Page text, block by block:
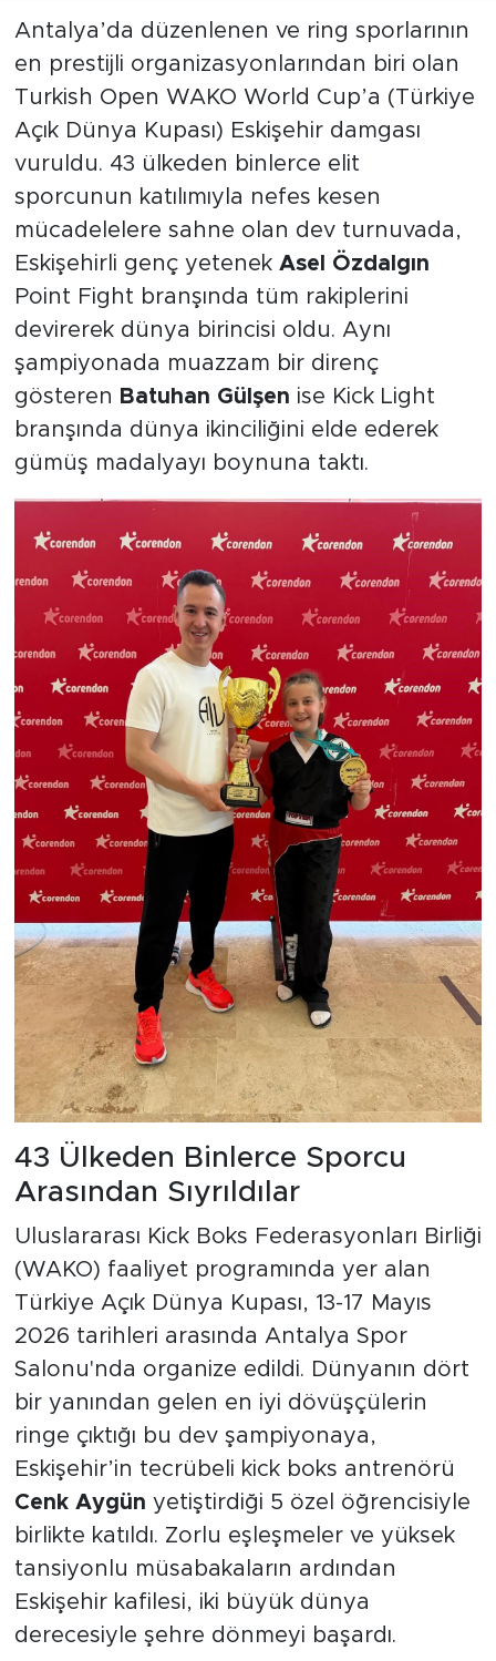
Antalya’da düzenlenen ve ring sporlarının
en prestijli organizasyonlarından biri olan
Turkish Open WAKO World Cup’a (Türkiye
Açık Dünya Kupası) Eskişehir damgası
vuruldu. 43 ülkeden binlerce elit
sporcunun katılımıyla nefes kesen
mücadelelere sahne olan dev turnuvada,
Eskişehirli genç yetenek Asel Özdalgın
Point Fight branşında tüm rakiplerini
devirerek dünya birincisi oldu. Aynı
şampiyonada muazzam bir direnç
gösteren Batuhan Gülşen ise Kick Light
branşında dünya ikinciliğini elde ederek
gümüş madalyayı boynuna taktı.
43 Ülkeden Binlerce Sporcu
Arasından Sıyrıldılar
Uluslararası Kick Boks Federasyonları Birliği
(WAKO) faaliyet programında yer alan
Türkiye Açık Dünya Kupası, 13-17 Mayıs
2026 tarihleri arasında Antalya Spor
Salonu'nda organize edildi. Dünyanın dört
bir yanından gelen en iyi dövüşçülerin
ringe çıktığı bu dev şampiyonaya,
Eskişehir’in tecrübeli kick boks antrenörü
Cenk Aygün yetiştirdiği 5 özel öğrencisiyle
birlikte katıldı. Zorlu eşleşmeler ve yüksek
tansiyonlu müsabakaların ardından
Eskişehir kafilesi, iki büyük dünya
derecesiyle şehre dönmeyi başardı.